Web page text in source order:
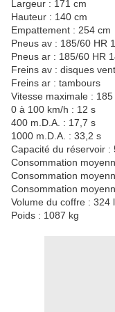
Largeur : 171 cm
Hauteur : 140 cm
Empattement : 254 cm
Pneus av : 185/60 HR
Pneus ar : 185/60 HR
Freins av : disques
Freins ar : tambours
Vitesse maximale : 185
0 à 100 km/h : 12 s
400 m.D.A. : 17,7 s
1000 m.D.A. : 33,2 s
Capacité du réservoir :
Consommation
Consommation
Consommation
Volume du coffre : 324
Poids : 1087 kg